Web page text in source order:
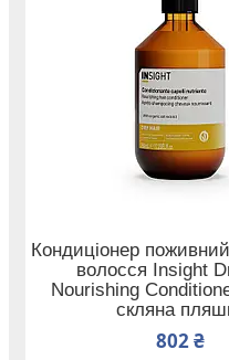
Кондиціонер
волосся Insight
Nourishing
скляна
802 ₴